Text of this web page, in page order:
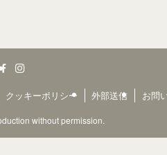
クッキーポリシー 外部送信 お問
without permission.